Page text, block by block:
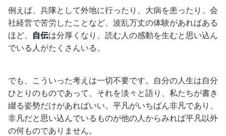
例えば、兵隊として外地に行ったり、大病を患ったり、会
社経営で苦労したことなど、波乱万丈の体験があればある
ほど、 自伝は分厚くなり、読む人の感動を生むと思い込ん
でいる人がたくさんいる。
でも、こういった考えは一切不要です。自分の人生は自分
ひとりのものであって、それを淡々と語り、私たちが書き
綴る姿勢だけがあればいい。平凡がいちばん非凡であり、
非凡だと思い込んでいるものが他の人からみれば平凡以外
の何ものでありません。